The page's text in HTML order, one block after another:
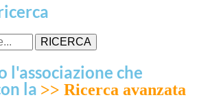
RICERCA
l'associazione che
la >> Ricerca avanzata